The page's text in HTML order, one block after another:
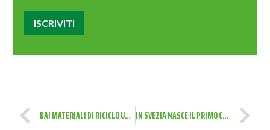
DAI MATERIALI DI RICICLO UN OPERA D’ARTE: EDUCARE AL RISPETTO PER L’AMBIENTE ATTRAVERSO L’ARTE. IN SVEZIA NASCE IL PRIMO CENTRO COMMERCIALE DEL RIUSO E RICICLO